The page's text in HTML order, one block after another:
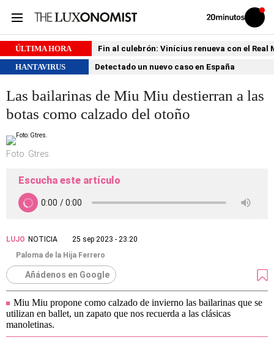
Volver
Iniciar
sesión
ÚLTIMA HORA
Fin al culebrón: Vinícius renueva con el Real
HANTAVIRUS
Detectado un nuevo caso en España
Las bailarinas de Miu Miu destierran a las
botas como calzado del otoño
Foto: Gtres.
Escucha este artículo
LUJO NOTICIA
25 sep 2023 - 23:20
Paloma de la Hija Ferrero
Añádenos en Google
Miu Miu propone como calzado de invierno las bailarinas que se
utilizan en ballet, un zapato que nos recuerda a las clásicas
manoletinas.